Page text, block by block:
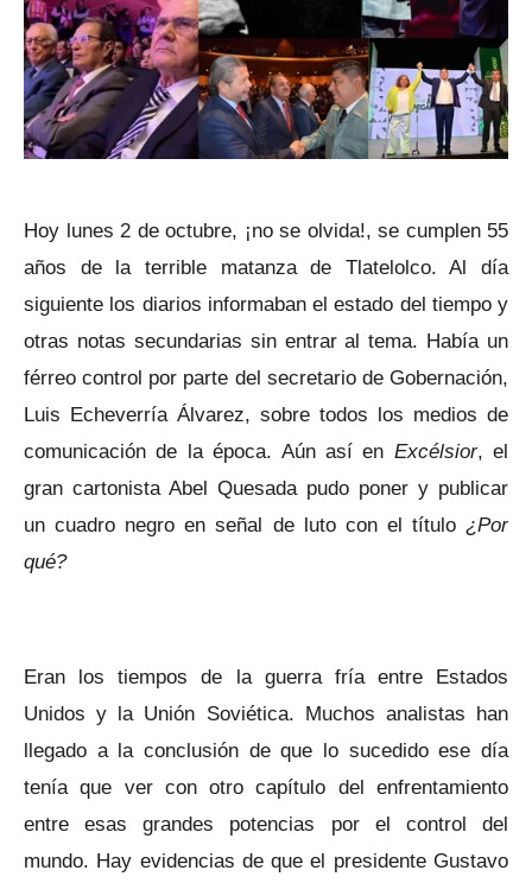
Hoy lunes 2 de octubre, ¡no se olvida!, se cumplen 55
años de la terrible matanza de Tlatelolco. Al día
siguiente los diarios informaban el estado del tiempo y
otras notas secundarias sin entrar al tema. Había un
férreo control por parte del secretario de Gobernación,
Luis Echeverría Álvarez, sobre todos los medios de
comunicación de la época. Aún así en Excélsior, el
gran cartonista Abel Quesada pudo poner y publicar
un cuadro negro en señal de luto con el título ¿Por
qué?
Eran los tiempos de la guerra fría entre Estados
Unidos y la Unión Soviética. Muchos analistas han
llegado a la conclusión de que lo sucedido ese día
tenía que ver con otro capítulo del enfrentamiento
entre esas grandes potencias por el control del
mundo. Hay evidencias de que el presidente Gustavo